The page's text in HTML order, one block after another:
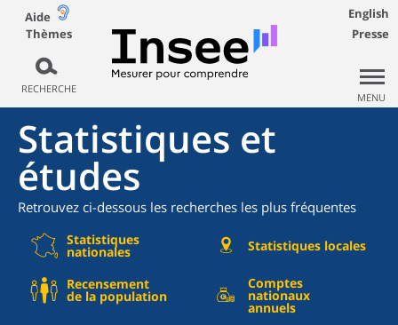
Aide
Thèmes
RECHERCHE
English
Presse
MENU
Statistiques et
études
Retrouvez ci-dessous les recherches les plus fréquentes
Statistiques
nationales Statistiques locales
Recensement
de la population
Comptes
nationaux
annuels